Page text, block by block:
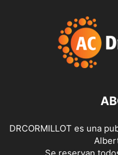
DRCORMILLOT es una